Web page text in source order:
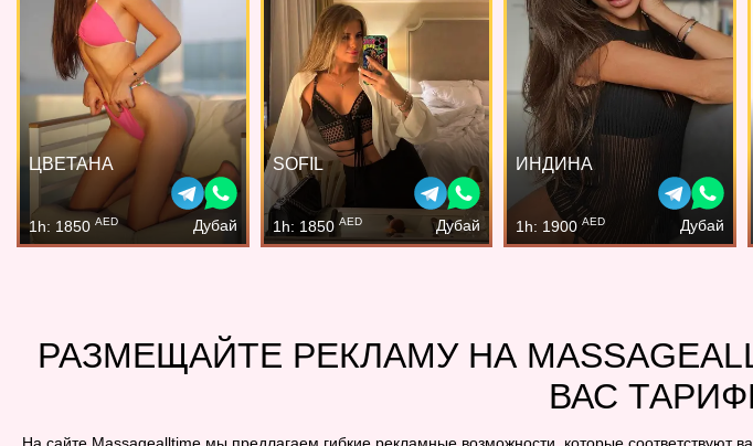
ЦВЕТАНА
1h: 1850 AED Дубай
SOFIL
1h: 1850 AED Дубай
ИНДИНА
1h: 1900AED Дубай
РАЗМЕЩАЙТЕ РЕКЛАМУ НА
ВАС
На сайте Massagealltime мы предлагаем гибкие рекламные возможности, которые